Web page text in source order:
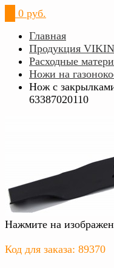
0 руб.
Главная
Продукция
Расходные
Ножи на
Нож с
63387020110
Нажмите на
Код для заказа: 89370